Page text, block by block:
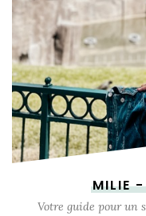
MILIE
Votre guide pour un